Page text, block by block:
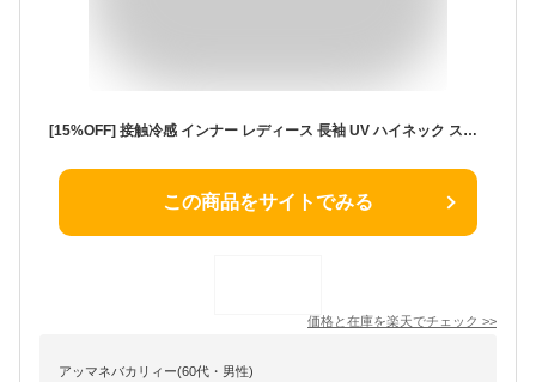
[15%OFF] 接触冷感 インナー レディース 長袖 UV ハイネック スポーツインナー 夏 レディース 吸汗速乾 Loopa ルーパ トレーニング ゴルフ 「WK」RVPB [ST-LO]001
この商品をサイトでみる
価格と在庫を楽天でチェック >>
アッマネバカリィー(60代・男性)